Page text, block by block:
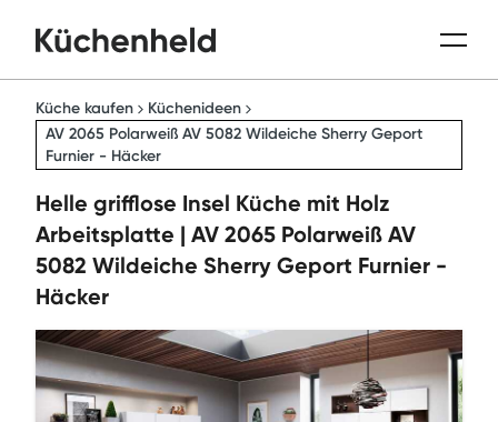
Küche kaufen
Küchenideen
AV 2065 Polarweiß AV 5082 Wildeiche Sherry Geport
Furnier - Häcker
Helle grifflose Insel Küche mit Holz
Arbeitsplatte | AV 2065 Polarweiß AV
5082 Wildeiche Sherry Geport Furnier -
Häcker